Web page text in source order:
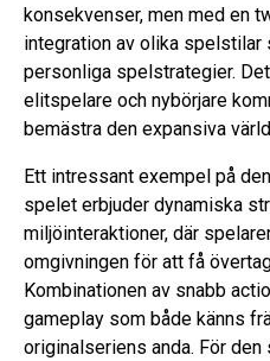
konsekvenser, men med en
integration av olika spelstilar
personliga spelstrategier.
elitspelare och nybörjare
bemästra den expansiva
Ett intressant exempel på
spelet erbjuder dynamiska
miljöinteraktioner, där
omgivningen för att få
Kombinationen av snabb
gameplay som både känns
originalseriens anda. För